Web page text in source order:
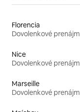
Florencia
Dovolenkové
Nice
Dovolenkové
Marseille
Dovolenkové